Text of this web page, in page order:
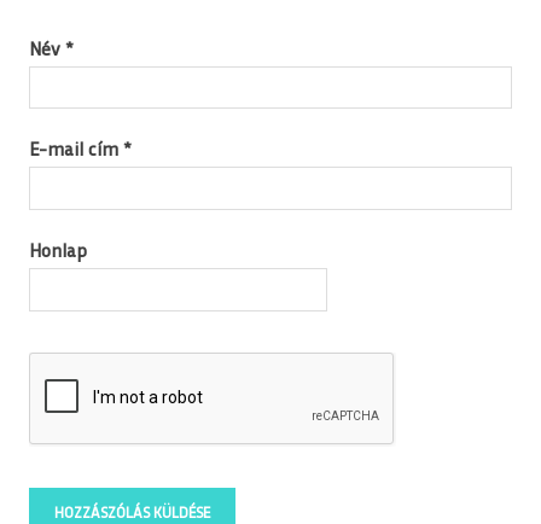
Név *
E-mail cím *
Honlap